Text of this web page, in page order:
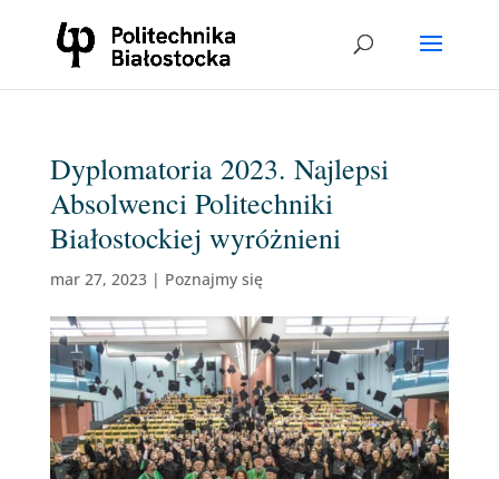
Dyplomatoria 2023. Najlepsi
Absolwenci Politechniki
Białostockiej wyróżnieni
mar 27, 2023| Poznajmy się